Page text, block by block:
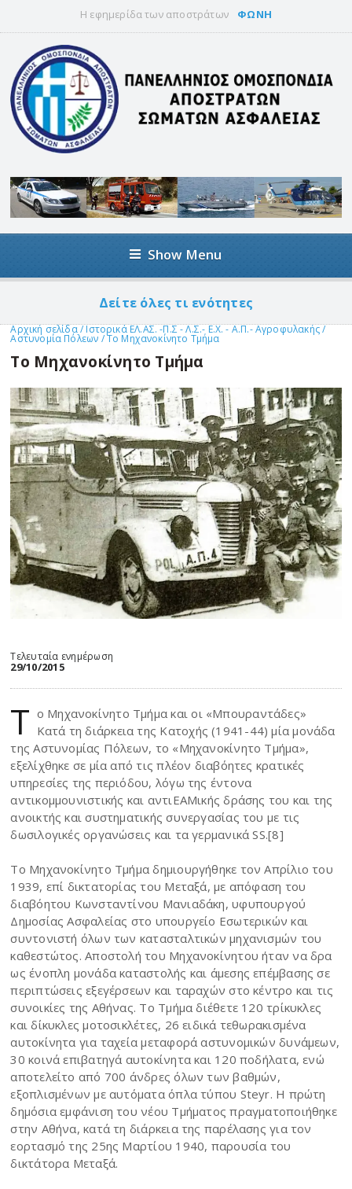
Η εφημερίδα των αποστράτων ΦΩΝΗ
Show Menu
Δείτε όλες τι ενότητες
Αρχική σελίδα/Ιστορικά ΕΛ.ΑΣ. -Π.Σ - Λ.Σ.- Ε.Χ. - Α.Π.- Αγροφυλακής/
Αστυνομία Πόλεων /Το Μηχανοκίνητο Τμήμα
Το Μηχανοκίνητο Τμήμα
Τελευταία ενημέρωση
29/10/2015
Τ ο Μηχανοκίνητο Τμήμα και οι «Μπουραντάδες»
Κατά τη διάρκεια της Κατοχής (1941-44) μία μονάδα
της Αστυνομίας Πόλεων, το «Μηχανοκίνητο Τμήμα»,
εξελίχθηκε σε μία από τις πλέον διαβόητες κρατικές
υπηρεσίες της περιόδου, λόγω της έντονα
αντικομμουνιστικής και αντιΕΑΜικής δράσης του και της
ανοικτής και συστηματικής συνεργασίας του με τις
δωσιλογικές οργανώσεις και τα γερμανικά SS.[8]
Το Μηχανοκίνητο Τμήμα δημιουργήθηκε τον Απρίλιο του
1939, επί δικτατορίας του Μεταξά, με απόφαση του
διαβόητου Κωνσταντίνου Μανιαδάκη, υφυπουργού
Δημοσίας Ασφαλείας στο υπουργείο Εσωτερικών και
συντονιστή όλων των κατασταλτικών μηχανισμών του
καθεστώτος. Αποστολή του Μηχανοκίνητου ήταν να δρα
ως ένοπλη μονάδα καταστολής και άμεσης επέμβασης σε
περιπτώσεις εξεγέρσεων και ταραχών στο κέντρο και τις
συνοικίες της Αθήνας. Το Τμήμα διέθετε 120 τρίκυκλες
και δίκυκλες μοτοσικλέτες, 26 ειδικά τεθωρακισμένα
αυτοκίνητα για ταχεία μεταφορά αστυνομικών δυνάμεων,
30 κοινά επιβατηγά αυτοκίνητα και 120 ποδήλατα, ενώ
αποτελείτο από 700 άνδρες όλων των βαθμών,
εξοπλισμένων με αυτόματα όπλα τύπου Steyr. Η πρώτη
δημόσια εμφάνιση του νέου Τμήματος πραγματοποιήθηκε
στην Αθήνα, κατά τη διάρκεια της παρέλασης για τον
εορτασμό της 25ης Μαρτίου 1940, παρουσία του
δικτάτορα Μεταξά.